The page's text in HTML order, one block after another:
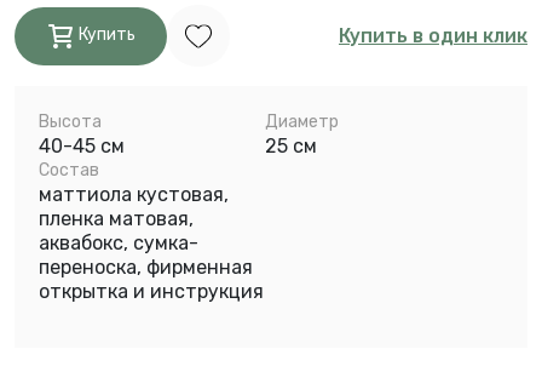
Купить Купить в один клик
Высота
40-45 см
Диаметр
25 см
Состав
маттиола кустовая,
пленка матовая,
аквабокс, сумка-
переноска, фирменная
открытка и инструкция